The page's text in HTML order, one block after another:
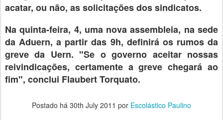
acatar, ou não, as solicitações dos sindicatos.
Na quinta-feira, 4, uma nova assembleia, na sede
da Aduern, a partir das 9h, definirá os rumos da
greve da Uern. "Se o governo aceitar nossas
reivindicações, certamente a greve chegará ao
fim", conclui Flaubert Torquato.
Postado há 30th July 2011 por Escolástico Paulino